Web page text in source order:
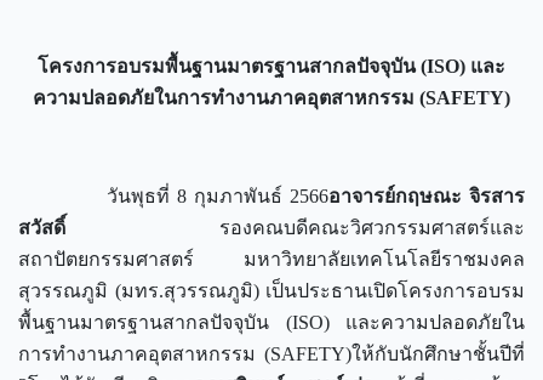
โครงการอบรมพื้นฐานมาตรฐานสากลปัจจุบัน (ISO) และ
ความปลอดภัยในการทำงานภาคอุตสาหกรรม (SAFETY)
วันพุธที่ 8 กุมภาพันธ์ 2566อาจารย์กฤษณะ จิรสาร
สวัสดิ์ รองคณบดีคณะวิศวกรรมศาสตร์และ
สถาปัตยกรรมศาสตร์ มหาวิทยาลัยเทคโนโลยีราชมงคล
สุวรรณภูมิ (มทร.สุวรรณภูมิ) เป็นประธานเปิดโครงการอบรม
พื้นฐานมาตรฐานสากลปัจจุบัน (ISO) และความปลอดภัยใน
การทำงานภาคอุตสาหกรรม (SAFETY)ให้กับนักศึกษาชั้นปีที่